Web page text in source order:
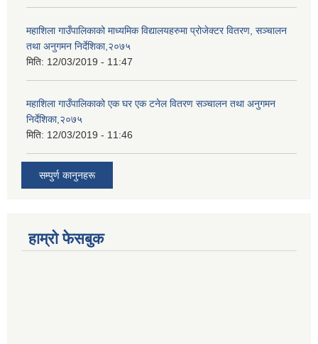
महाशिला गाउँपालिकाको माध्यमिक विद्यालयहरुमा प्रोजेक्टर वितरण, सञ्चालन
तथा अनुगमन निर्देशिका,२०७५
मिति: 12/03/2019 - 11:47
महाशिला गाउँपालिकाको एक घर एक टनेल वितरण सञ्चालन तथा अनुगमन
निर्देशिका,२०७५
मिति: 12/03/2019 - 11:46
सम्पुर्ण कानुनहरू
हाम्रो फेसबुक